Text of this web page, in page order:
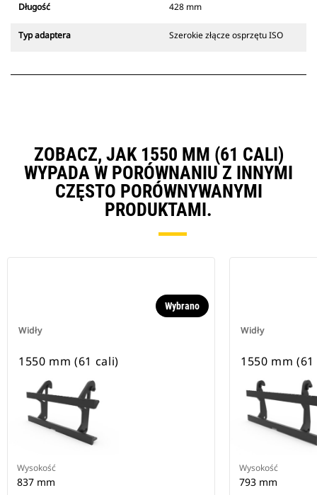
Długość 428 mm
Typ adaptera Szerokie złącze osprzętu ISO
ZOBACZ, JAK 1550 MM (61 CALI)
WYPADA W PORÓWNANIU Z INNYMI
CZĘSTO PORÓWNYWANYMI
PRODUKTAMI.
Widły
Wybrano
1550 mm (61 cali)
Wysokość
837 mm
Widły
1550 mm
Wysokość
793 mm